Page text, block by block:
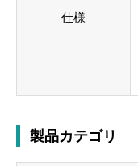
仕様
製品カテゴリ